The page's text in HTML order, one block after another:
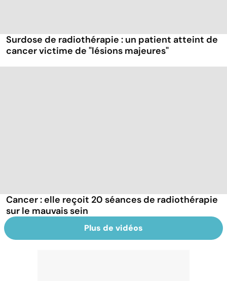
Surdose de radiothérapie : un patient atteint de
cancer victime de "lésions majeures"
Cancer : elle reçoit 20 séances de radiothérapie
sur le mauvais sein
Plus de vidéos